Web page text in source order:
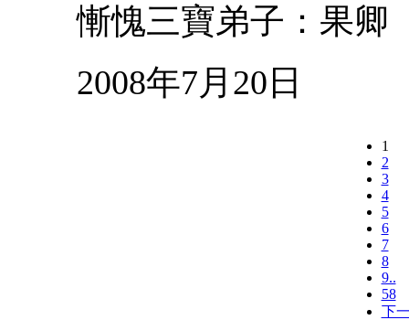
慚愧三寶弟子：果卿
2008年7月20日
1
2
3
4
5
6
7
8
9..
58
下